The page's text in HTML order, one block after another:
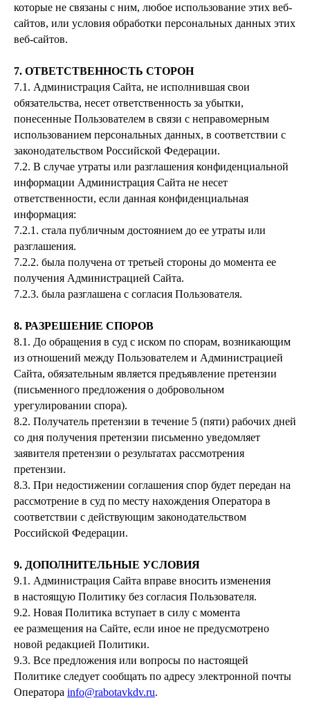
которые не связаны с ним, любое использование этих веб-
сайтов, или условия обработки персональных данных этих
веб-сайтов.
7. ОТВЕТСТВЕННОСТЬ СТОРОН
7.1. Администрация Сайта, не исполнившая свои
обязательства, несет ответственность за убытки,
понесенные Пользователем в связи с неправомерным
использованием персональных данных, в соответствии с
законодательством Российской Федерации.
7.2. В случае утраты или разглашения конфиденциальной
информации Администрация Сайта не несет
ответственности, если данная конфиденциальная
информация:
7.2.1. стала публичным достоянием до ее утраты или
разглашения.
7.2.2. была получена от третьей стороны до момента ее
получения Администрацией Сайта.
7.2.3. была разглашена с согласия Пользователя.
8. РАЗРЕШЕНИЕ СПОРОВ
8.1. До обращения в суд с иском по спорам, возникающим
из отношений между Пользователем и Администрацией
Сайта, обязательным является предъявление претензии
(письменного предложения о добровольном
урегулировании спора).
8.2. Получатель претензии в течение 5 (пяти) рабочих дней
со дня получения претензии письменно уведомляет
заявителя претензии о результатах рассмотрения
претензии.
8.3. При недостижении соглашения спор будет передан на
рассмотрение в суд по месту нахождения Оператора в
соответствии с действующим законодательством
Российской Федерации.
9. ДОПОЛНИТЕЛЬНЫЕ УСЛОВИЯ
9.1. Администрация Сайта вправе вносить изменения
в настоящую Политику без согласия Пользователя.
9.2. Новая Политика вступает в силу с момента
ее размещения на Сайте, если иное не предусмотрено
новой редакцией Политики.
9.3. Все предложения или вопросы по настоящей
Политике следует сообщать по адресу электронной почты
Оператора info@rabotavkdv.ru.